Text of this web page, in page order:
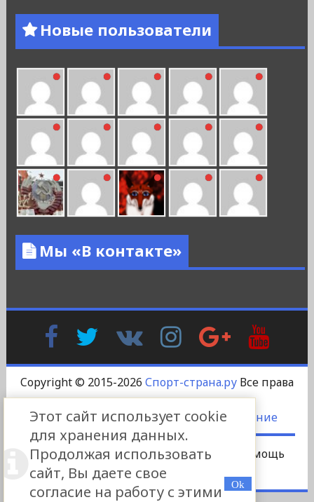
Новые пользователи
Мы «В контакте»
FacebookTwitter
Контакте
InstagramGoogle
Plus
Copyright © 2015-2026 Спорт-страна.руВсе права
защищены.
DS-DESIGN -Пользовательское соглашение
Сотрудничество Платный пост
Помощь
Реклама
Контакты
Этот сайт использует cookie
для хранения данных.
Продолжая использовать
сайт, Вы даете свое
согласие на работу с этими